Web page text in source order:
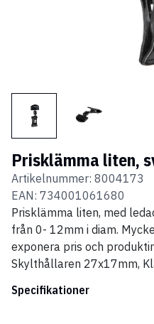
Prisklämma liten,
Artikelnummer: 8004173
EAN: 734001061680
Prisklämma liten, med
från 0- 12mm i diam.
exponera pris och
Skylthållaren 27x17mm,
Specifikationer